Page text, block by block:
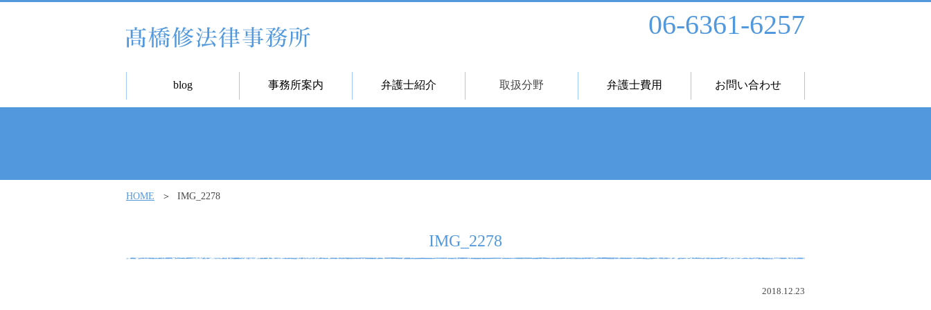
06-6361-6257
blog 事務所案内 弁護士紹介 取扱分野 弁護士費用 お問い合わせ
HOME IMG_2278
IMG_2278
2018.12.23